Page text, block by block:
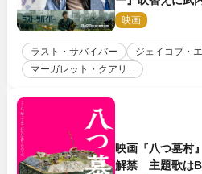
美・井上和彦ら
映画
ラスト・サバイバー
ジェイコブ・エ
マーガレット・クアリ...
映画『八つ墓村
解禁 主題歌は